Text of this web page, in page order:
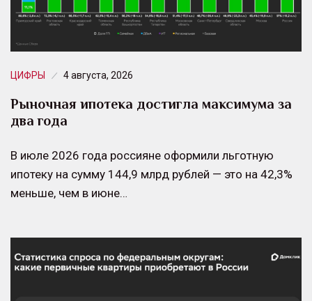
ЦИФРЫ 4 августа, 2026
Рыночная ипотека достигла максимума за
два года
В июле 2026 года россияне оформили льготную
ипотеку на сумму 144,9 млрд рублей — это на 42,3%
меньше, чем в июне…